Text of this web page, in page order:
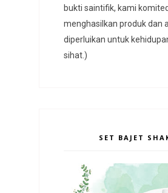
bukti saintifik, kami komited
menghasilkan produk dan
diperluikan untuk
sihat.)
SET BAJET